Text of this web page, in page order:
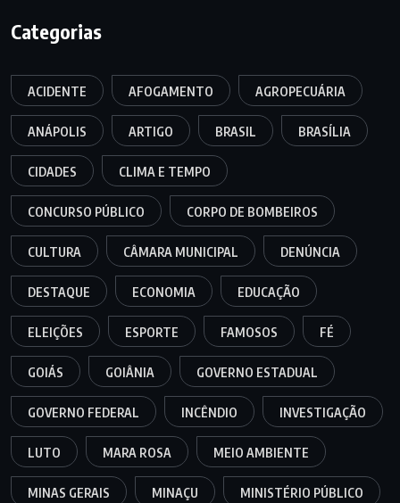
Categorias
ACIDENTE AFOGAMENTO AGROPECUÁRIA
ANÁPOLIS ARTIGO BRASIL BRASÍLIA
CIDADES CLIMA E TEMPO
CONCURSO PÚBLICO CORPO DE BOMBEIROS
CULTURA CÂMARA MUNICIPAL DENÚNCIA
DESTAQUE ECONOMIA EDUCAÇÃO
ELEIÇÕES ESPORTE FAMOSOS FÉ
GOIÁS GOIÂNIA GOVERNO ESTADUAL
GOVERNO FEDERAL INCÊNDIO INVESTIGAÇÃO
LUTO MARA ROSA MEIO AMBIENTE
MINAS GERAIS MINAÇU MINISTÉRIO PÚBLICO